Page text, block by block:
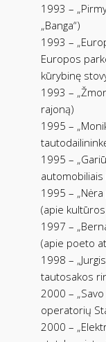
1993 –
„Banga“)
1993 –
Europos
kūrybinę
1993 –
rajoną)
1995 –
1995 –
1995 –
(apie
1997 –
(apie poeto
1998 –
tautosakos
2000 –
operatorių
2000 –